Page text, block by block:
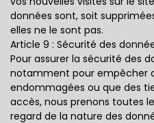
données sont, soit
elles ne le sont pas.
Article 9 : Sécurité des
Pour assurer la sécurité des
notamment pour empêcher
endommagées ou que des
accès, nous prenons toutes
regard de la nature des